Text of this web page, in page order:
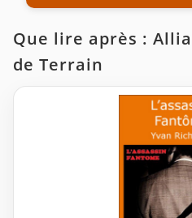
Que lire après :
de Terrain